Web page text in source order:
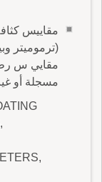
مقاييس
(ترموميتر
مقايي س
مسجلة أو